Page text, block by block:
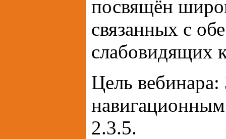
посвящён
связанных с
слабовидящих
Цель вебинара:
2.3.5.